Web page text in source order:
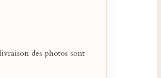
des photos sont